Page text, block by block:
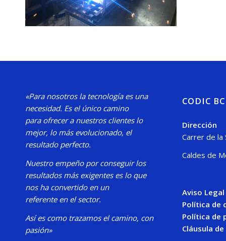
«Para nosotros la tecnología es una
necesidad. Es el único camino
para ofrecer a nuestros clientes lo
mejor, lo más evolucionado, el
resultado perfecto.
Nuestro empeño por conseguir los
resultados más exigentes es lo que
nos ha convertido en un
referente en el sector.
Así es como trazamos el camino, con
pasión»
CODIC
Dirección
Carrer de la
Caldes de
Aviso Legal
Política de
Política de
Cláusula